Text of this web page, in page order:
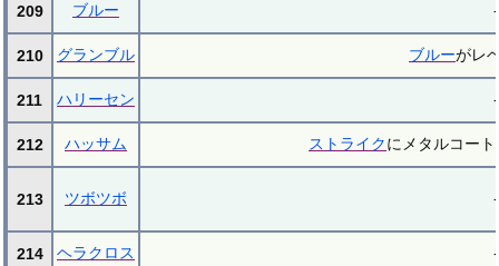
209 ブルー -
210 グランブル ブルーがレ
211 ハリーセン -
212 ハッサム ストライクにメタルコー
213 ツボツボ -
214 ヘラクロス -